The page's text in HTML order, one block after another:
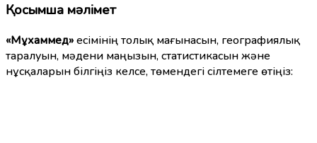
Қосымша мәлімет
«Мұхаммед»есімінің толық мағынасын, географиялық
таралуын, мәдени маңызын, статистикасын және
нұсқаларын білгіңіз келсе, төмендегі сілтемеге өтіңіз: